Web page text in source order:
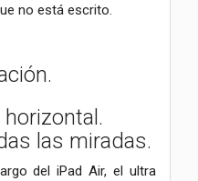
no está escrito.
las miradas.
del iPad Air, el ultra